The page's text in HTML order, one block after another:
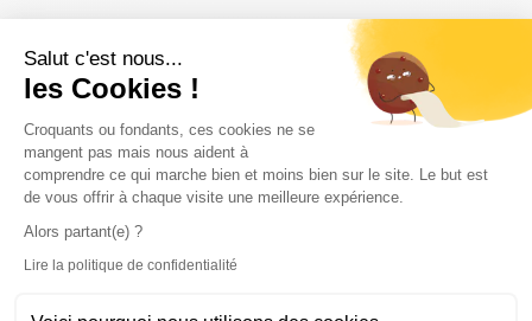
Salut c'est nous...
les Cookies !
Plateforme de Gestion du
Croquants ou fondants, ces cookies ne se
mangent pas mais nous aident à
comprendre ce qui marche bien et moins bien sur le site. Le but est
de vous offrir à chaque visite une meilleure expérience.
Alors partant(e) ?
Lire la politique de confidentialité
Dites m'en plus
Dans les moindres détails